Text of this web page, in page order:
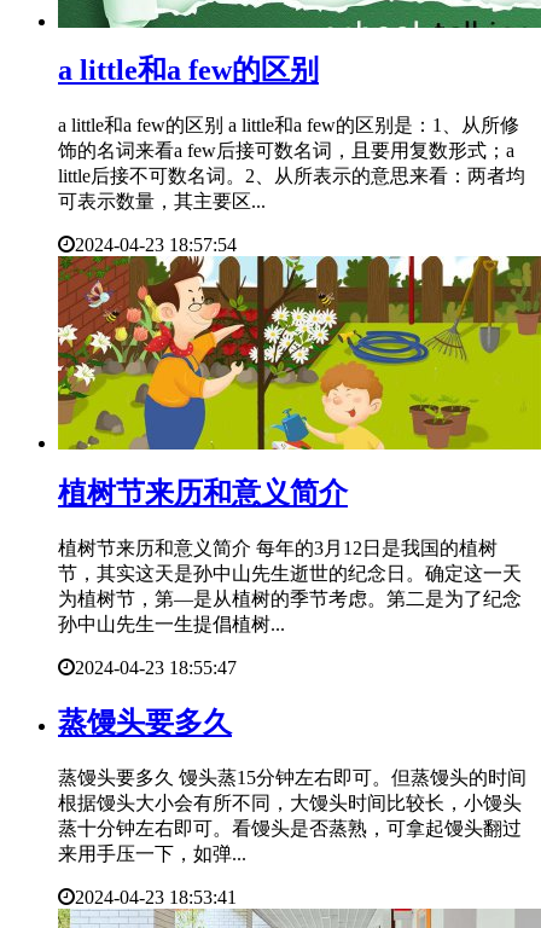
​a little和a few的区别
a little和a few的区别 a little和a few的区别是：1、从所修
饰的名词来看a few后接可数名词，且要用复数形式；a
little后接不可数名词。2、从所表示的意思来看：两者均
可表示数量，其主要区...
2024-04-23 18:57:54
​植树节来历和意义简介
植树节来历和意义简介 每年的3月12日是我国的植树
节，其实这天是孙中山先生逝世的纪念日。确定这一天
为植树节，第—是从植树的季节考虑。第二是为了纪念
孙中山先生一生提倡植树...
2024-04-23 18:55:47
​蒸馒头要多久
蒸馒头要多久 馒头蒸15分钟左右即可。但蒸馒头的时间
根据馒头大小会有所不同，大馒头时间比较长，小馒头
蒸十分钟左右即可。看馒头是否蒸熟，可拿起馒头翻过
来用手压一下，如弹...
2024-04-23 18:53:41